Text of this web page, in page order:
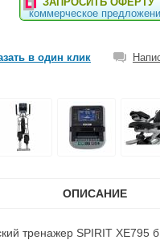
коммерческое
в один клик
ОПИСАНИЕ
тренажер SPIRIT XE795